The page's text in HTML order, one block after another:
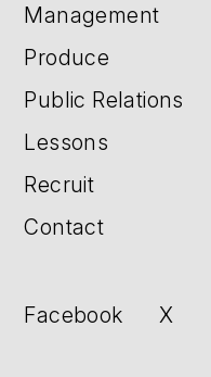
Management
Produce
Public Relations
Lessons
Recruit
Contact
Facebook X